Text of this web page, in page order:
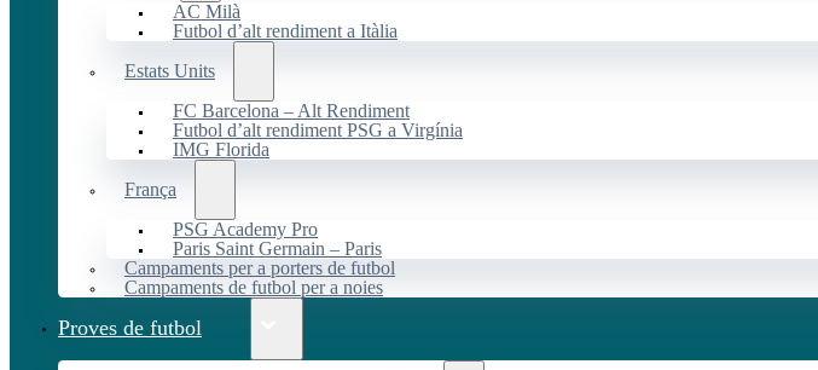
AC Milà
Futbol d’alt rendiment a Itàlia
Estats Units
FC Barcelona – Alt Rendiment
Futbol d’alt rendiment PSG a Virgínia
IMG Florida
França
PSG Academy Pro
Paris Saint Germain – Paris
Campaments per a porters de futbol
Campaments de futbol per a noies
Proves de futbol